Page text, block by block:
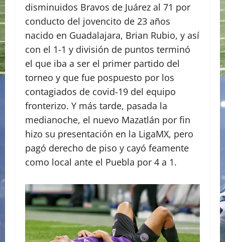
disminuidos Bravos de Juárez al 71 por
conducto del jovencito de 23 años
nacido en Guadalajara, Brian Rubio, y así
con el 1-1 y división de puntos terminó
el que iba a ser el primer partido del
torneo y que fue pospuesto por los
contagiados de covid-19 del equipo
fronterizo. Y más tarde, pasada la
medianoche, el nuevo Mazatlán por fin
hizo su presentación en la LigaMX, pero
pagó derecho de piso y cayó feamente
como local ante el Puebla por 4 a 1.